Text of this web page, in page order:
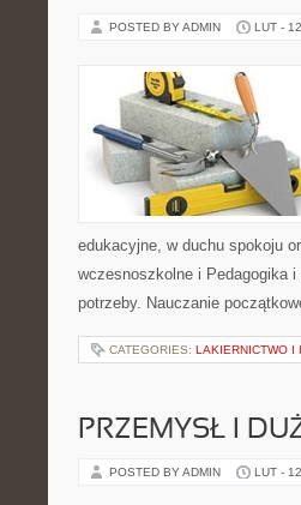
POSTED BY ADMIN LUT -
edukacyjne, w duchu spokoju
wczesnoszkolne i Pedagogika
potrzeby. Nauczanie
CATEGORIES: LAKIERNICTWO I
PRZEMYSŁ I
POSTED BY ADMIN LUT -